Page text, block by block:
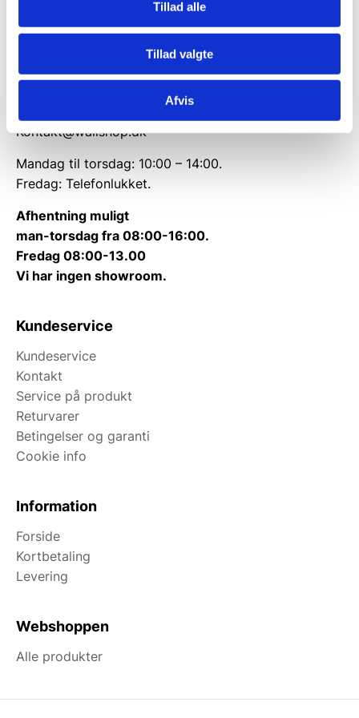
Tillad alle
Tillad valgte
Afvis
7430 Ikast
Telefon træffetid:
Kontakt@wallshop.dk
Mandag til torsdag: 10:00 – 14:00.
Fredag: Telefonlukket.
Afhentning muligt
man-torsdag fra 08:00-16:00.
Fredag 08:00-13.00
Vi har ingen showroom.
Kundeservice
Kundeservice
Kontakt
Service på produkt
Returvarer
Betingelser og garanti
Cookie info
Information
Forside
Kortbetaling
Levering
Webshoppen
Alle produkter